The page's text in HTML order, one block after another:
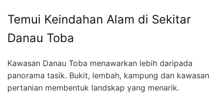
Temui Keindahan Alam di Sekitar
Danau Toba
Kawasan Danau Toba menawarkan lebih daripada
panorama tasik. Bukit, lembah, kampung dan kawasan
pertanian membentuk landskap yang menarik.